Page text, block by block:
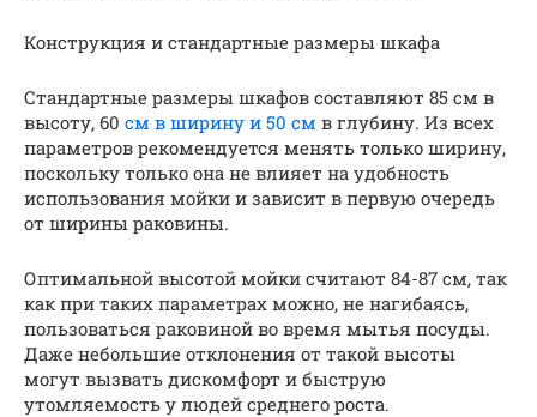
Конструкция и стандартные размеры шкафа
Стандартные размеры шкафов составляют 85 см в
высоту, 60 см в ширину и 50 см в глубину. Из всех
параметров рекомендуется менять только ширину,
поскольку только она не влияет на удобность
использования мойки и зависит в первую очередь
от ширины раковины.
Оптимальной высотой мойки считают 84-87 см, так
как при таких параметрах можно, не нагибаясь,
пользоваться раковиной во время мытья посуды.
Даже небольшие отклонения от такой высоты
могут вызвать дискомфорт и быструю
утомляемость у людей среднего роста.